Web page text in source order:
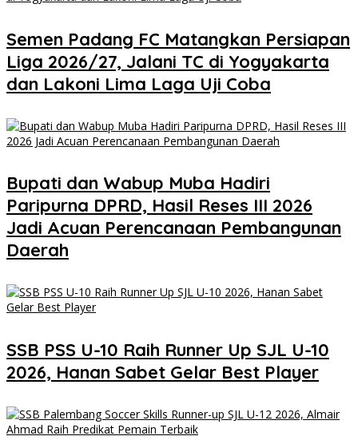
Semen Padang FC Matangkan Persiapan
Liga 2026/27, Jalani TC di Yogyakarta
dan Lakoni Lima Laga Uji Coba
Bupati dan Wabup Muba Hadiri
Paripurna DPRD, Hasil Reses III 2026
Jadi Acuan Perencanaan Pembangunan
Daerah
SSB PSS U-10 Raih Runner Up SJL U-10
2026, Hanan Sabet Gelar Best Player